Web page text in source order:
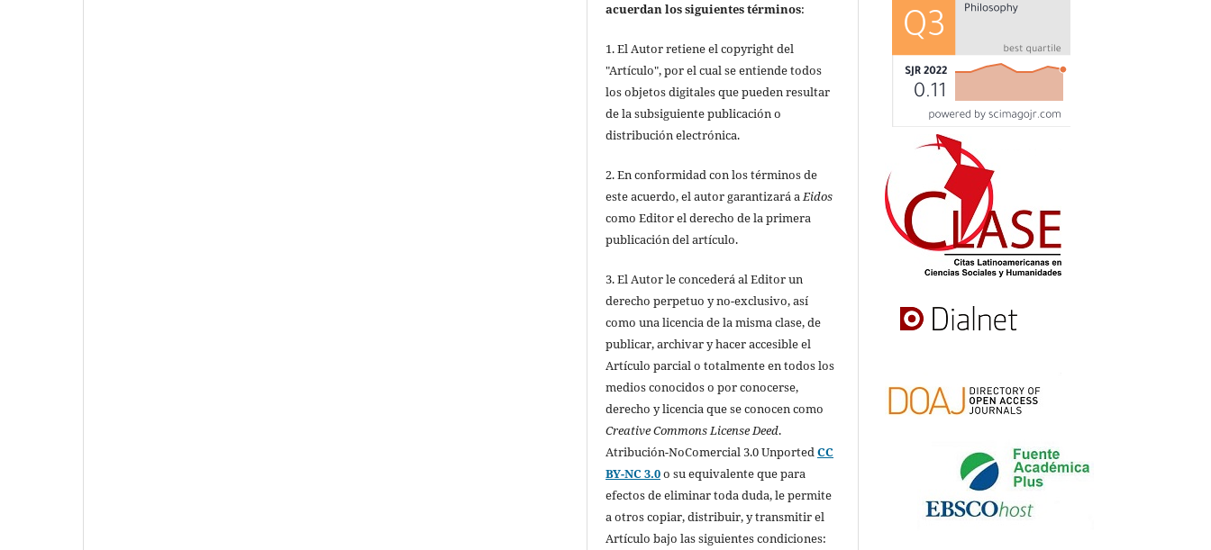
acuerdan los siguientes términos:
1. El Autor retiene el copyright del
"Artículo", por el cual se entiende todos
los objetos digitales que pueden resultar
de la subsiguiente publicación o
distribución electrónica.
2. En conformidad con los términos de
este acuerdo, el autor garantizará a Eidos
como Editor el derecho de la primera
publicación del artículo.
3. El Autor le concederá al Editor un
derecho perpetuo y no-exclusivo, así
como una licencia de la misma clase, de
publicar, archivar y hacer accesible el
Artículo parcial o totalmente en todos los
medios conocidos o por conocerse,
derecho y licencia que se conocen como
Creative Commons License Deed.
Atribución-NoComercial 3.0 UnportedCC
BY-NC 3.0o su equivalente que para
efectos de eliminar toda duda, le permite
a otros copiar, distribuir, y transmitir el
Artículo bajo las siguientes condiciones: